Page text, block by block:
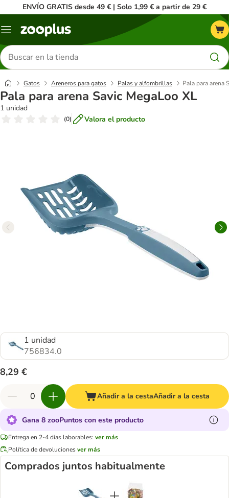
ENVÍO GRATIS desde 49 € | Solo 1,99 € a partir de 29 €
Menú
Buscar
productos
Gatos Areneros para gatos Palas y alfombrillas Pala para arena
Pala para arena Savic MegaLoo XL
1 unidad
(0) Valora el producto
1 unidad
756834.0
8,29 €
Añadir a la cestaAñadir a la cesta
Gana 8 zooPuntos con este producto
Entrega en 2-4 días laborables: ver más
Política de devolucionesver más
Comprados juntos habitualmente